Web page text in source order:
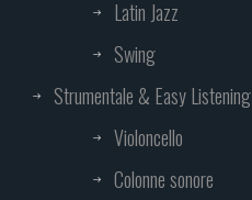
Latin Jazz
Swing
Strumentale & Easy Listening
Violoncello
Colonne sonore